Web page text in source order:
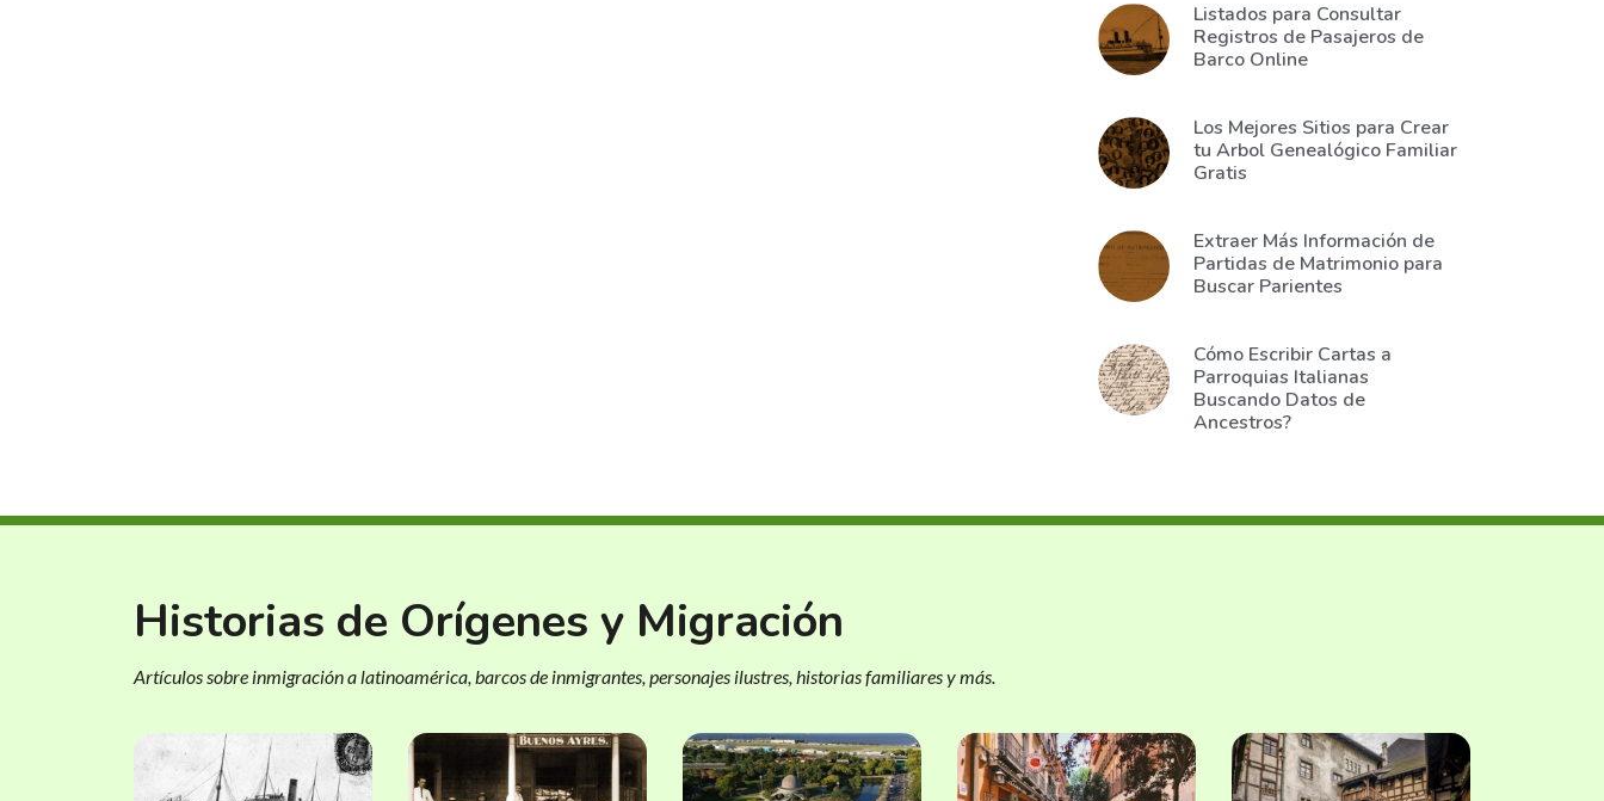
Listados para Consultar
Registros de Pasajeros de
Barco Online
Los Mejores Sitios para Crear
tu Arbol Genealógico Familiar
Gratis
Extraer Más Información de
Partidas de Matrimonio para
Buscar Parientes
Cómo Escribir Cartas a
Parroquias Italianas
Buscando Datos de
Ancestros?
Historias de Orígenes y Migración
Artículos sobre inmigración a latinoamérica, barcos de inmigrantes, personajes ilustres, historias familiares y más.